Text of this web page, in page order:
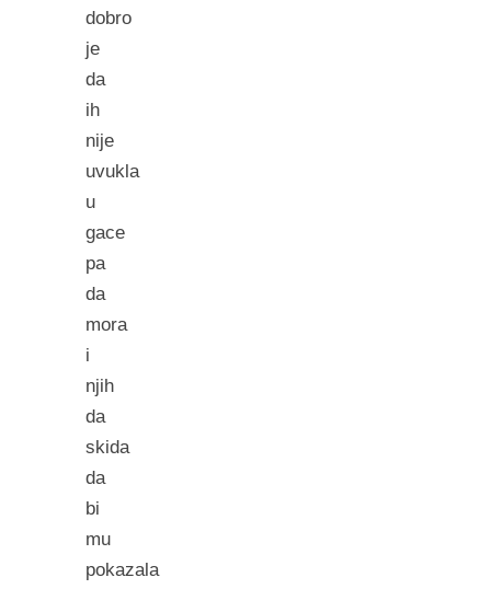
dobro
je
da
ih
nije
uvukla
u
gace
pa
da
mora
i
njih
da
skida
da
bi
mu
pokazala